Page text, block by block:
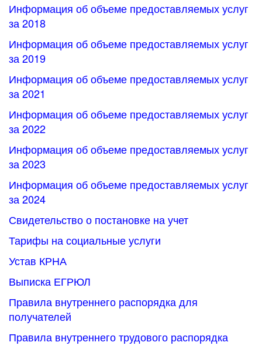
Информация об объеме предоставляемых услуг
за 2018
Информация об объеме предоставляемых услуг
за 2019
Информация об объеме предоставляемых услуг
за 2021
Информация об объеме предоставляемых услуг
за 2022
Информация об объеме предоставляемых услуг
за 2023
Информация об объеме предоставляемых услуг
за 2024
Свидетельство о постановке на учет
Тарифы на социальные услуги
Устав КРНА
Выписка ЕГРЮЛ
Правила внутреннего распорядка для
получателей
Правила внутреннего трудового распорядка